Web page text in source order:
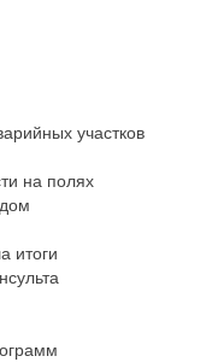
участков
на полях
итоги